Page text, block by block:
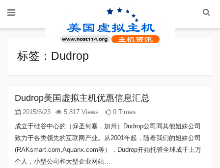
标签：Dudrop
Dudrop美国虚拟主机优惠信息汇总
2015/6/23 5,817 Views
0 Times
成立于硅谷中心的（@圣何塞，加州）Dudrop公司同其他姐妹公司
致力于各类领先的互联网产业。从2001年起，随着我们的姐妹公司
(RAKsmart.com,Aquanx.com等），Dudrop开始托管全球成千上万
个人，小型公司和大型企业网站…